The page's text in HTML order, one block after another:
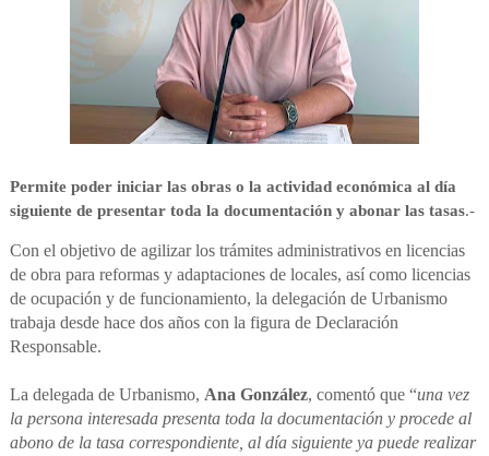
Permite poder iniciar las obras o la actividad económica al día
siguiente de presentar toda la documentación y abonar las tasas.-
Con el objetivo de agilizar los trámites administrativos en licencias
de obra para reformas y adaptaciones de locales, así como licencias
de ocupación y de funcionamiento, la delegación de Urbanismo
trabaja desde hace dos años con la figura de Declaración
Responsable.
La delegada de Urbanismo, Ana González, comentó que “una vez
la persona interesada presenta toda la documentación y procede al
abono de la tasa correspondiente, al día siguiente ya puede realizar